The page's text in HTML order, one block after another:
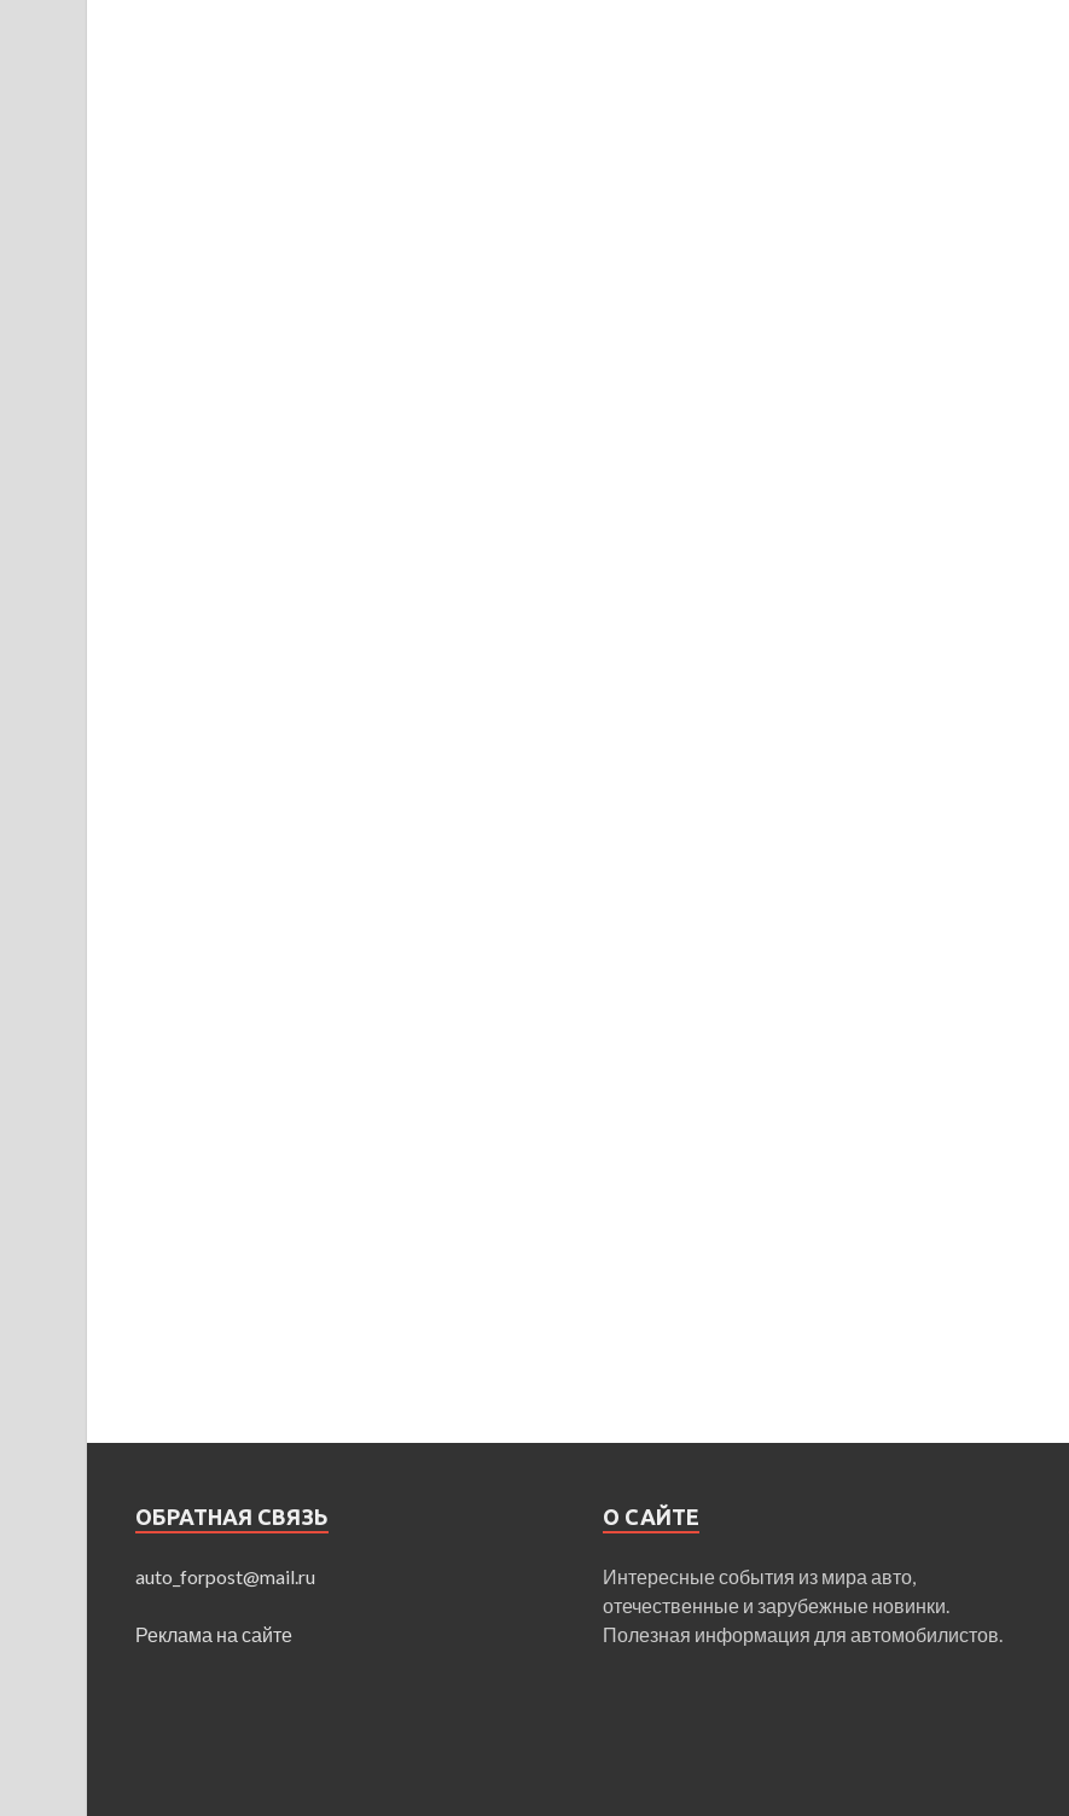
ОБРАТНАЯ СВЯЗЬ
auto_forpost@mail.ru
Реклама на сайте
О САЙТЕ
Интересные события из мира авто,
отечественные и зарубежные новинки.
Полезная информация для автомобилистов.